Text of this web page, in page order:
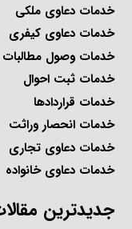
خدمات دعاوی ملکی
خدمات دعاوی کیفری
خدمات وصول مطالبات
خدمات ثبت احوال
خدمات قراردادها
خدمات انحصار وراثت
خدمات دعاوی تجاری
خدمات دعاوی خانواده
جدیدترین